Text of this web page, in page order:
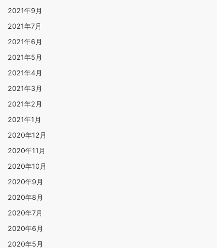
2021年9月
2021年7月
2021年6月
2021年5月
2021年4月
2021年3月
2021年2月
2021年1月
2020年12月
2020年11月
2020年10月
2020年9月
2020年8月
2020年7月
2020年6月
2020年5月